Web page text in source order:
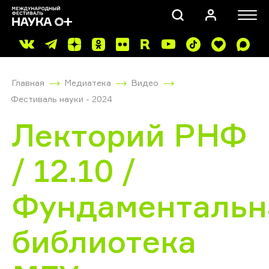
Главная Медиатека
Видео
Фестиваль науки - 2024
Лекторий РНФ
/ 12.10 /
библиотека